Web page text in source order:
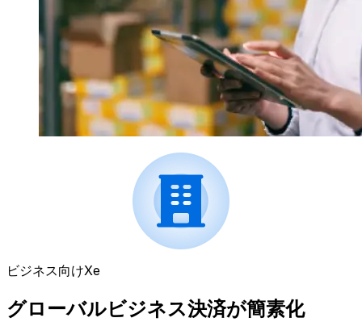
ビジネス向けXe
グローバルビジネス決済が簡素化